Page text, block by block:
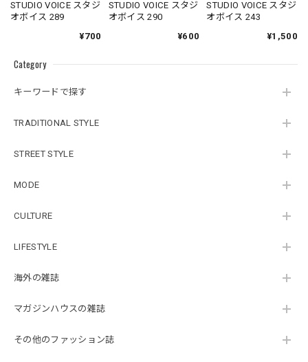
Category
キーワードで探す
TRADITIONAL STYLE
STREET STYLE
MODE
CULTURE
LIFESTYLE
海外の雑誌
マガジンハウスの雑誌
その他のファッション誌
STUDIO VOICE スタジ
オボイス 289
¥700
STUDIO VOICE スタジ
オボイス 290
¥600
STUDIO VOICE スタジ
オボイス 243
¥1,500